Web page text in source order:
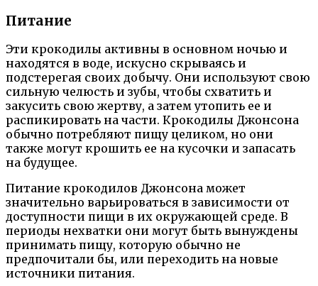
Питание
Эти крокодилы активны в основном ночью и
находятся в воде, искусно скрываясь и
подстерегая своих добычу. Они используют свою
сильную челюсть и зубы, чтобы схватить и
закусить свою жертву, а затем утопить ее и
распикировать на части. Крокодилы Джонсона
обычно потребляют пищу целиком, но они
также могут крошить ее на кусочки и запасать
на будущее.
Питание крокодилов Джонсона может
значительно варьироваться в зависимости от
доступности пищи в их окружающей среде. В
периоды нехватки они могут быть вынуждены
принимать пищу, которую обычно не
предпочитали бы, или переходить на новые
источники питания.